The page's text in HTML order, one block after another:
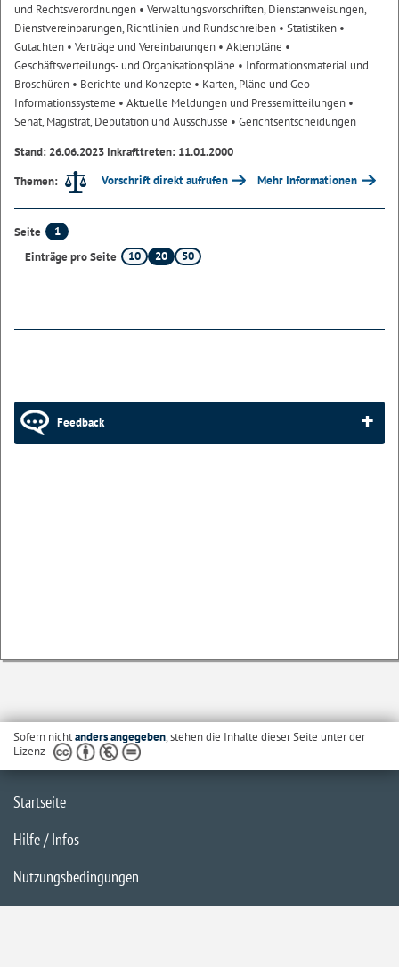
und Rechtsverordnungen • Verwaltungsvorschriften, Dienstanweisungen,
Dienstvereinbarungen, Richtlinien und Rundschreiben • Statistiken •
Gutachten • Verträge und Vereinbarungen • Aktenpläne •
Geschäftsverteilungs- und Organisationspläne • Informationsmaterial und
Broschüren • Berichte und Konzepte • Karten, Pläne und Geo-
Informationssysteme • Aktuelle Meldungen und Pressemitteilungen •
Senat, Magistrat, Deputation und Ausschüsse • Gerichtsentscheidungen
Stand: 26.06.2023 Inkrafttreten: 11.01.2000
Themen:
Vorschrift direkt aufrufen Mehr Informationen
Seite
1
Einträge pro Seite
10 20 50
Feedback
Sofern nichtanders angegeben, stehen die Inhalte dieser Seite unter der
Lizenz
Startseite
Hilfe / Infos
Nutzungsbedingungen